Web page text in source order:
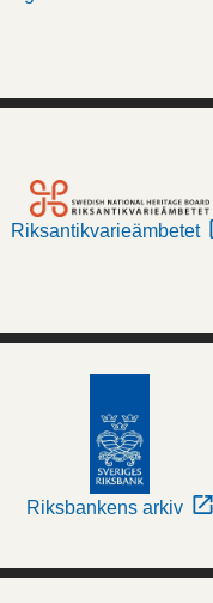
Riksantikvarieämbetet
Riksbankens arkiv